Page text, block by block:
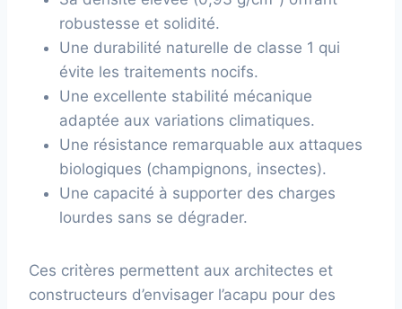
robustesse et solidité.
Une durabilité naturelle de classe 1 qui
évite les traitements nocifs.
Une excellente stabilité mécanique
adaptée aux variations climatiques.
Une résistance remarquable aux attaques
biologiques (champignons, insectes).
Une capacité à supporter des charges
lourdes sans se dégrader.
Ces critères permettent aux architectes et
constructeurs d’envisager l’acapu pour des